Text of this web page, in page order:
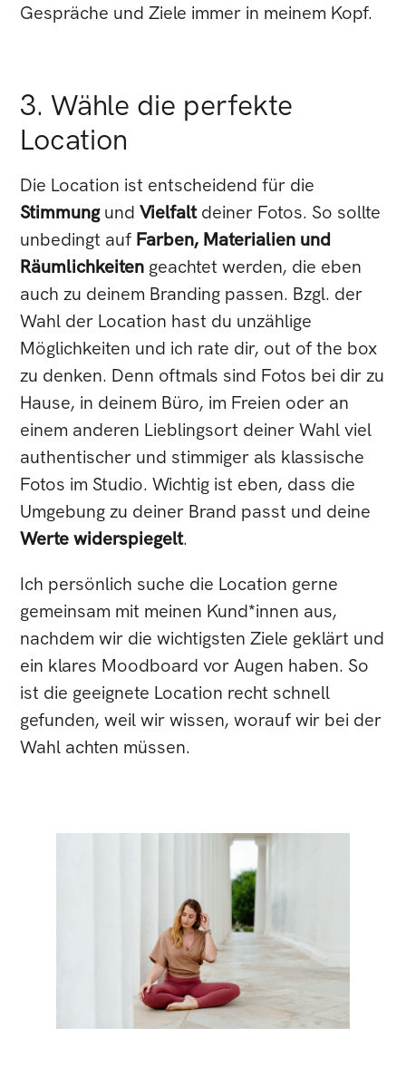
Gespräche und Ziele immer in meinem Kopf.
3. Wähle die perfekte
Location
Die Location ist entscheidend für die
StimmungundVielfaltdeiner Fotos. So sollte
unbedingt auf Farben, Materialien und
Räumlichkeiten geachtet werden, die eben
auch zu deinem Branding passen. Bzgl. der
Wahl der Location hast du unzählige
Möglichkeiten und ich rate dir, out of the box
zu denken. Denn oftmals sind Fotos bei dir zu
Hause, in deinem Büro, im Freien oder an
einem anderen Lieblingsort deiner Wahl viel
authentischer und stimmiger als klassische
Fotos im Studio. Wichtig ist eben, dass die
Umgebung zu deiner Brand passt und deine
Werte widerspiegelt.
Ich persönlich suche die Location gerne
gemeinsam mit meinen Kund*innen aus,
nachdem wir die wichtigsten Ziele geklärt und
ein klares Moodboard vor Augen haben. So
ist die geeignete Location recht schnell
gefunden, weil wir wissen, worauf wir bei der
Wahl achten müssen.